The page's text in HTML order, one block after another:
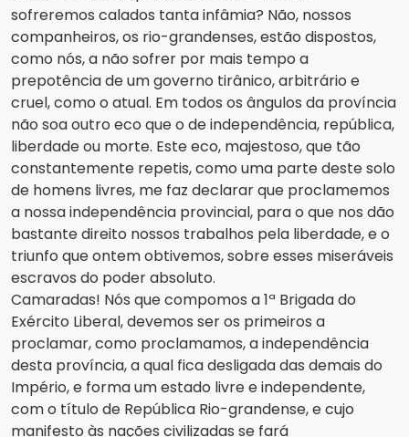
sofreremos calados tanta infâmia? Não, nossos
companheiros, os rio-grandenses, estão dispostos,
como nós, a não sofrer por mais tempo a
prepotência de um governo tirânico, arbitrário e
cruel, como o atual. Em todos os ângulos da província
não soa outro eco que o de independência, república,
liberdade ou morte. Este eco, majestoso, que tão
constantemente repetis, como uma parte deste solo
de homens livres, me faz declarar que proclamemos
a nossa independência provincial, para o que nos dão
bastante direito nossos trabalhos pela liberdade, e o
triunfo que ontem obtivemos, sobre esses miseráveis
escravos do poder absoluto.
Camaradas! Nós que compomos a 1ª Brigada do
Exército Liberal, devemos ser os primeiros a
proclamar, como proclamamos, a independência
desta província, a qual fica desligada das demais do
Império, e forma um estado livre e independente,
com o título de República Rio-grandense, e cujo
manifesto às nações civilizadas se fará